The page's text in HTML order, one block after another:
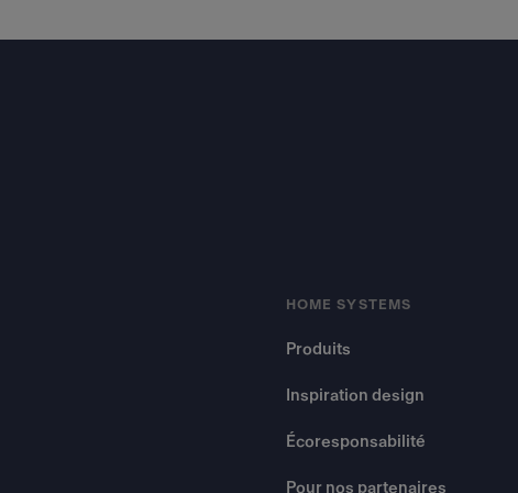
HOME SYSTEMS
Produits
Inspiration design
Écoresponsabilité
Pour nos partenaires